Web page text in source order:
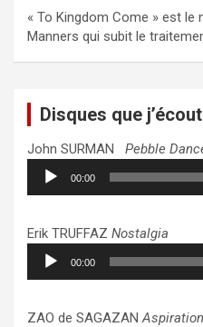
« To Kingdom Come » est le
Manners qui subit le
Disques que
John SURMAN Pebble
Lecteur
audio
00:00
Erik TRUFFAZ Nostalgia
Lecteur
audio
00:00
ZAO de SAGAZANAspiration